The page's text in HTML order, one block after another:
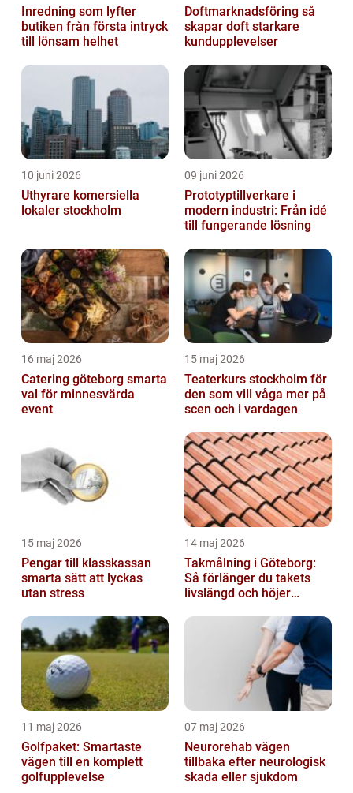
Inredning som lyfter
butiken från första intryck
till lönsam helhet
Doftmarknadsföring så
skapar doft starkare
kundupplevelser
10 juni 2026
Uthyrare komersiella
lokaler stockholm
09 juni 2026
Prototyptillverkare i
modern industri: Från idé
till fungerande lösning
16 maj 2026
Catering göteborg smarta
val för minnesvärda
event
15 maj 2026
Teaterkurs stockholm för
den som vill våga mer på
scen och i vardagen
15 maj 2026
Pengar till klasskassan
smarta sätt att lyckas
utan stress
14 maj 2026
Takmålning i Göteborg:
Så förlänger du takets
livslängd och höjer
11 maj 2026
Golfpaket: Smartaste
vägen till en komplett
golfupplevelse
07 maj 2026
Neurorehab vägen
tillbaka efter neurologisk
skada eller sjukdom